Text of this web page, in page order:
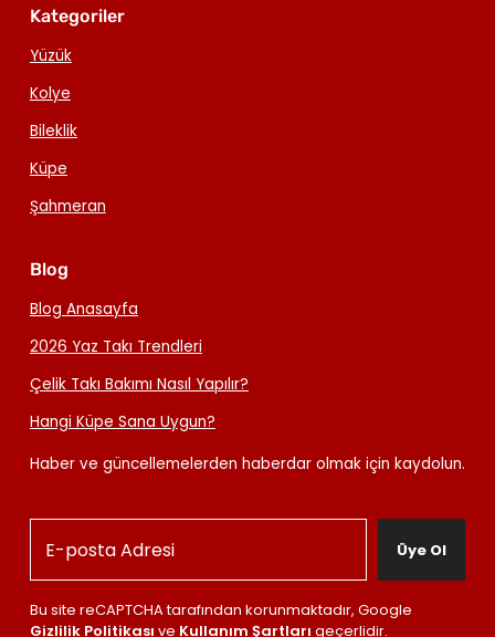
Kategoriler
Yüzük
Kolye
Bileklik
Küpe
Şahmeran
Blog
Blog Anasayfa
2026 Yaz Takı Trendleri
Çelik Takı Bakımı Nasıl Yapılır?
Hangi Küpe Sana Uygun?
Haber ve güncellemelerden haberdar olmak için kaydolun.
Üye Ol
Bu site reCAPTCHA tarafından korunmaktadır, Google
Gizlilik Politikası ve Kullanım Şartları geçerlidir.